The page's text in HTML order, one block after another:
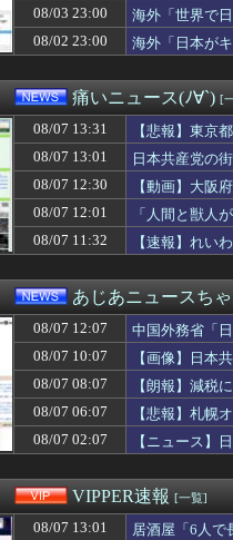
【きめぇ】夫売喧嘩。する
やった事を私に逐一報告し
ゼミの新年会で彼氏の話に
りんかさんが魅せる「
BEAMS初のRobloxオリジナ
「夏こそウール」の新常識
MERCURYDUOが『ハリー
賃上げ原資を確保できない
【ROBOT魂】湿地帯戦用ザ
【画像】JKダンス部、なぜ
（ ´_ゝ`）中国、広島原爆投
日本が学校外の危機管理を
【動画】スペイン代表のク
韓国人「日本のサッカー協
「人に恨みを買うようなこ
『ハッピーバースデー！別
トメと義弟嫁と私で買い物
コデマリの花目当てでうち
【悲報】判定がゆるゆるな
セ・リーグでは首位阪神、2
【悲報】シャンクスさん、
詐欺師「保釈金を払えば逮
マッマ「炒飯つくるわよ」
【朗報】「eF機動戦士ガン
08/03 23:00
海外「世界で
08/02 23:00
海外「日本が
痛いニュース(ﾉ∀`) [
08/07 13:31
【悲報】東京
08/07 13:01
日本共産党の
08/07 12:30
【動画】大阪
08/07 12:01
「人間と獣人
08/07 11:32
【速報】れい
あじあニュースち
08/07 12:07
中国外務省「
08/07 10:07
【画像】日本
08/07 08:07
【朗報】減税
08/07 06:07
【悲報】札幌
08/07 02:07
【ニュース】
VIPPER速報 [一覧]
08/07 13:01
居酒屋「6人で